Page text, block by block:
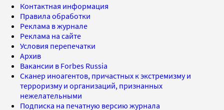
Контактная информация
Правила обработки
Реклама в журнале
Реклама на сайте
Условия перепечатки
Архив
Вакансии в Forbes Russia
Сканер иноагентов, причастных к экстремизму и
терроризму и организаций, признанных
нежелательными
Подписка на печатную версию журнала